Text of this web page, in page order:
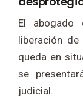
El
liberación
queda en
se
judicial.